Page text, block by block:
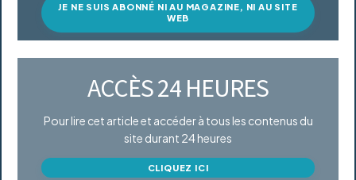
JE NE SUIS ABONNÉ NI AU MAGAZINE, NI AU SITE
WEB
ACCÈS 24 HEURES
Pour lire cet article et accéder à tous les contenus du
site durant 24 heures
CLIQUEZ ICI